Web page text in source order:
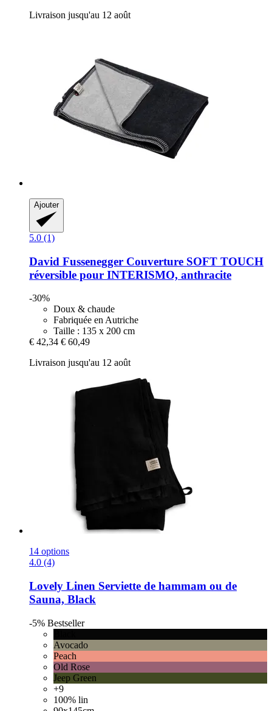
Livraison jusqu'au 12 août
Ajouter
5.0 (1)
David Fussenegger Couverture SOFT TOUCH
réversible pour INTERISMO, anthracite
-30%
Doux & chaude
Fabriquée en Autriche
Taille : 135 x 200 cm
€ 42,34 € 60,49
Livraison jusqu'au 12 août
14 options
4.0 (4)
Lovely Linen Serviette de hammam ou de
Sauna, Black
-5% Bestseller
Avocado
Peach
Old Rose
Jeep Green
+9
100% lin